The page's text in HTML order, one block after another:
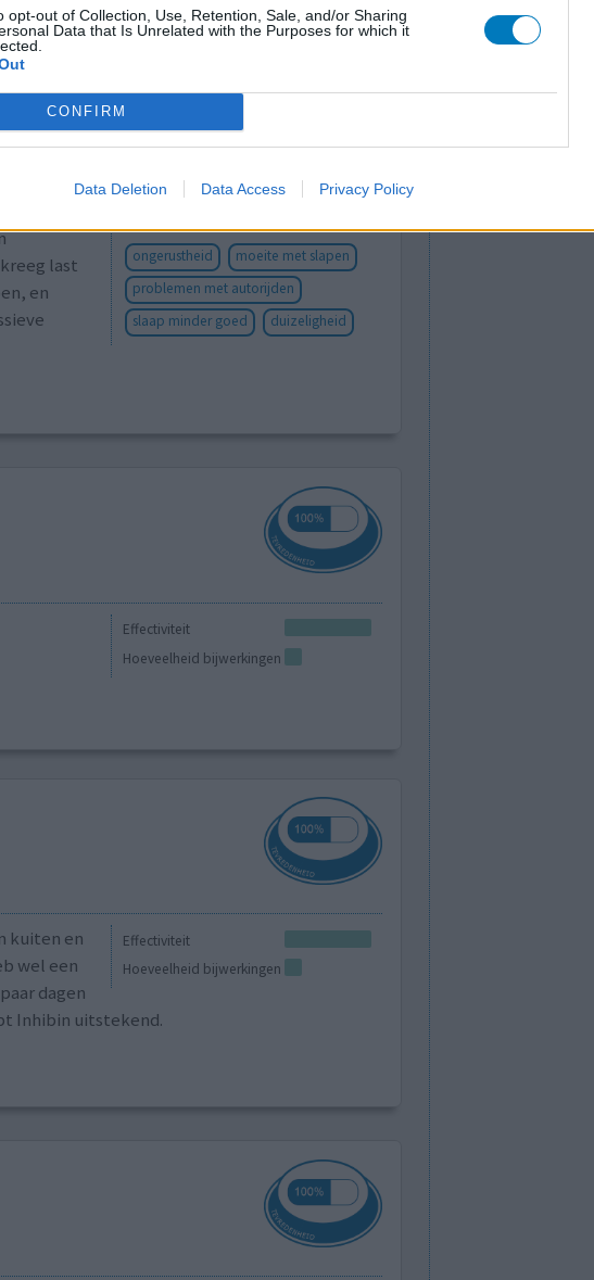
opt-out of Collection, Use, Retention, Sale, and/or Sharing
Data that Is Unrelated with the Purposes for which it
CONFIRM
Data Deletion Data Access Privacy Policy
Hoeveelheid bijwerkingen
ongerustheid
moeite met slapen
problemen met autorijden
slaap minder goed
duizeligheid
het
na veel
last
en
Effectiviteit
Hoeveelheid bijwerkingen
Effectiviteit
Hoeveelheid bijwerkingen
kuiten en
wel een
dagen
Inhibin uitstekend.